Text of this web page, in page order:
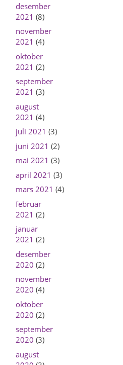
desember
2021 (8)
november
2021 (4)
oktober
2021 (2)
september
2021 (3)
august
2021 (4)
juli 2021 (3)
juni 2021 (2)
mai 2021 (3)
april 2021 (3)
mars 2021 (4)
februar
2021 (2)
januar
2021 (2)
desember
2020 (2)
november
2020 (4)
oktober
2020 (2)
september
2020 (3)
august